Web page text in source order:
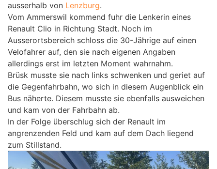
ausserhalb von Lenzburg.
Vom Ammerswil kommend fuhr die Lenkerin eines
Renault Clio in Richtung Stadt. Noch im
Ausserortsbereich schloss die 30-Jährige auf einen
Velofahrer auf, den sie nach eigenen Angaben
allerdings erst im letzten Moment wahrnahm.
Brüsk musste sie nach links schwenken und geriet auf
die Gegenfahrbahn, wo sich in diesem Augenblick ein
Bus näherte. Diesem musste sie ebenfalls ausweichen
und kam von der Fahrbahn ab.
In der Folge überschlug sich der Renault im
angrenzenden Feld und kam auf dem Dach liegend
zum Stillstand.